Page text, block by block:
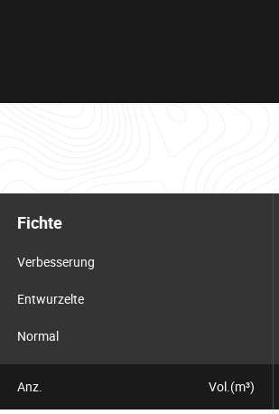
Fichte
Verbesserung
Entwurzelte
Normal
Anz. Vol.(m³)